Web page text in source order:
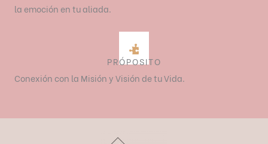
la emoción en tu aliada.
PRÓPOSITO
Conexión con la Misión y Visión de tu Vida.